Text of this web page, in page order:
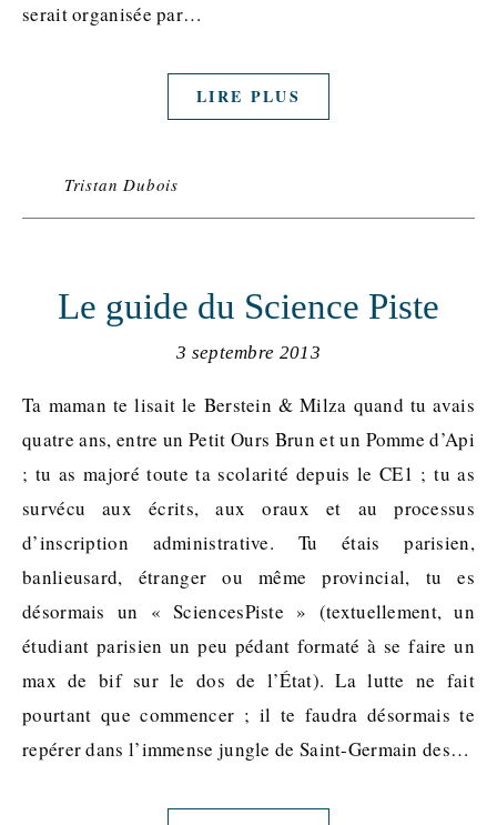
serait organisée par…
LIRE PLUS
Tristan Dubois
Le guide du Science Piste
3 septembre 2013
Ta maman te lisait le Berstein & Milza quand tu avais
quatre ans, entre un Petit Ours Brun et un Pomme d’Api
; tu as majoré toute ta scolarité depuis le CE1 ; tu as
survécu aux écrits, aux oraux et au processus
d’inscription administrative. Tu étais parisien,
banlieusard, étranger ou même provincial, tu es
désormais un « SciencesPiste » (textuellement, un
étudiant parisien un peu pédant formaté à se faire un
max de bif sur le dos de l’État). La lutte ne fait
pourtant que commencer ; il te faudra désormais te
repérer dans l’immense jungle de Saint-Germain des…